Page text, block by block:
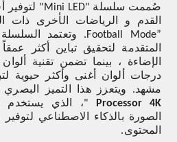
صُممت سلسلة "Mini LED" لتوفير
القدم و الرياضات الأخرى ذات
Football Mode”. وتعتمد
المتقدمة لتحقيق تباين أكثر
الإضاءة ، بينما تضمن تقنية
درجات ألوان أغنى وأكثر حيوية
مشهد. ويتعزز هذا التميز
Processor 4K
"، الذي يستخدم
الصورة بالذكاء الاصطناعي
المحتوى.